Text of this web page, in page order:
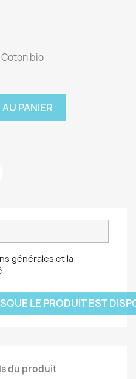
bio
PANIER
générales et la
LE PRODUIT EST
du produit